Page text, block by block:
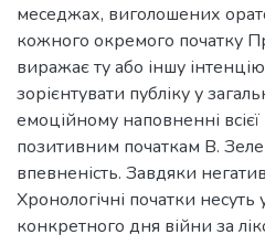
меседжах, виголошених
кожного окремого початку
виражає ту або іншу
зорієнтувати публіку у
емоційному наповненні
позитивним початкам В.
впевненість. Завдяки
Хронологічні початки несуть
конкретного дня війни за